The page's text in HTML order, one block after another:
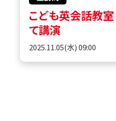
こども英会話教
て講演
2025.11.05(水) 09:00